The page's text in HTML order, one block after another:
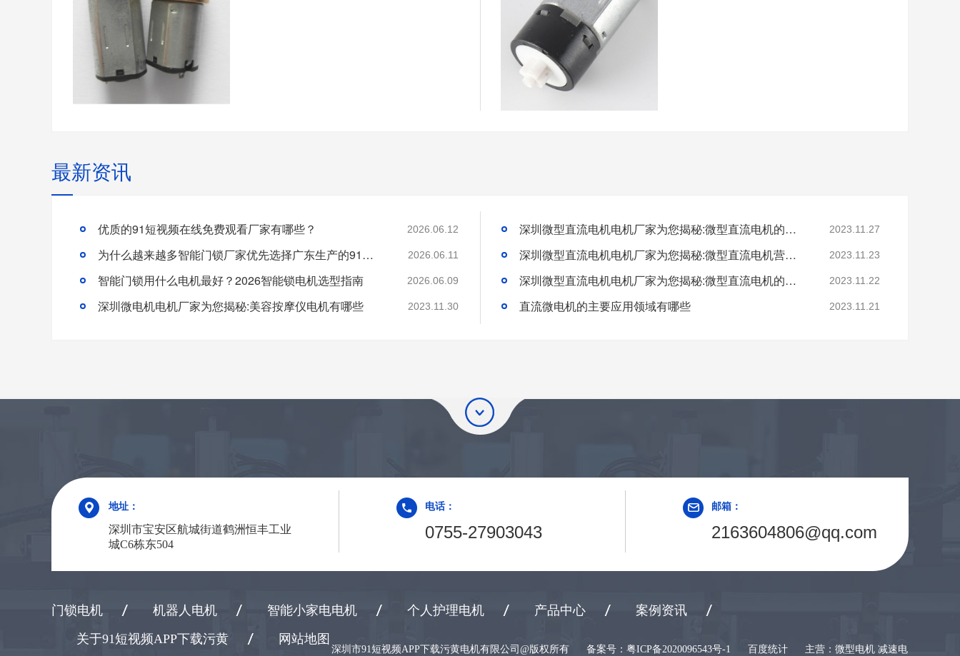
最新资讯
优质的91短视频在线免费观看厂家有哪些？ 2026.06.12
为什么越来越多智能门锁厂家优先选择广东生产的91短视频在线免费观看？ 2026.06.11
智能门锁用什么电机最好？2026智能锁电机选型指南 2026.06.09
深圳微电机电机厂家为您揭秘:美容按摩仪电机有哪些 2023.11.30
深圳微型直流电机电机厂家为您揭秘:微型直流电机的销售方案 2023.11.27
深圳微型直流电机电机厂家为您揭秘:微型直流电机营销策略 2023.11.23
深圳微型直流电机电机厂家为您揭秘:微型直流电机的营销定位 2023.11.22
直流微电机的主要应用领域有哪些 2023.11.21
地址：
深圳市宝安区航城街道鹤洲恒丰工业
城C6栋东504
电话：
0755-27903043
邮箱：
2163604806@qq.com
门锁电机 机器人电机 智能小家电电机 个人护理电机 产品中心
案例资讯
关于91短视频APP下载污黄
网站地图
深圳市91短视频APP下载污黄电机有限公司@版权所有 备案号： 粤ICP备2020096543号-1 百度统计 主营：微型电机 减速电